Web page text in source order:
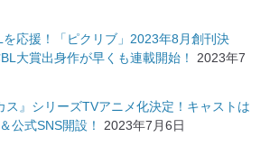
応援！「ピクリブ」2023年8月創刊決
大賞出身作が早くも連載開始！
2023年7
ス』シリーズTVアニメ化決定！キャストは
公式SNS開設！
2023年7月6日